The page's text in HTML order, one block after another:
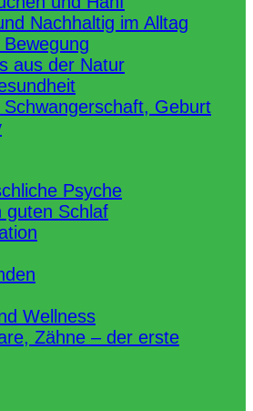
Nachhaltig im Alltag
aus der Natur
Schwangerschaft, Geburt
Psyche
guten Schlaf
Wellness
Zähne – der erste